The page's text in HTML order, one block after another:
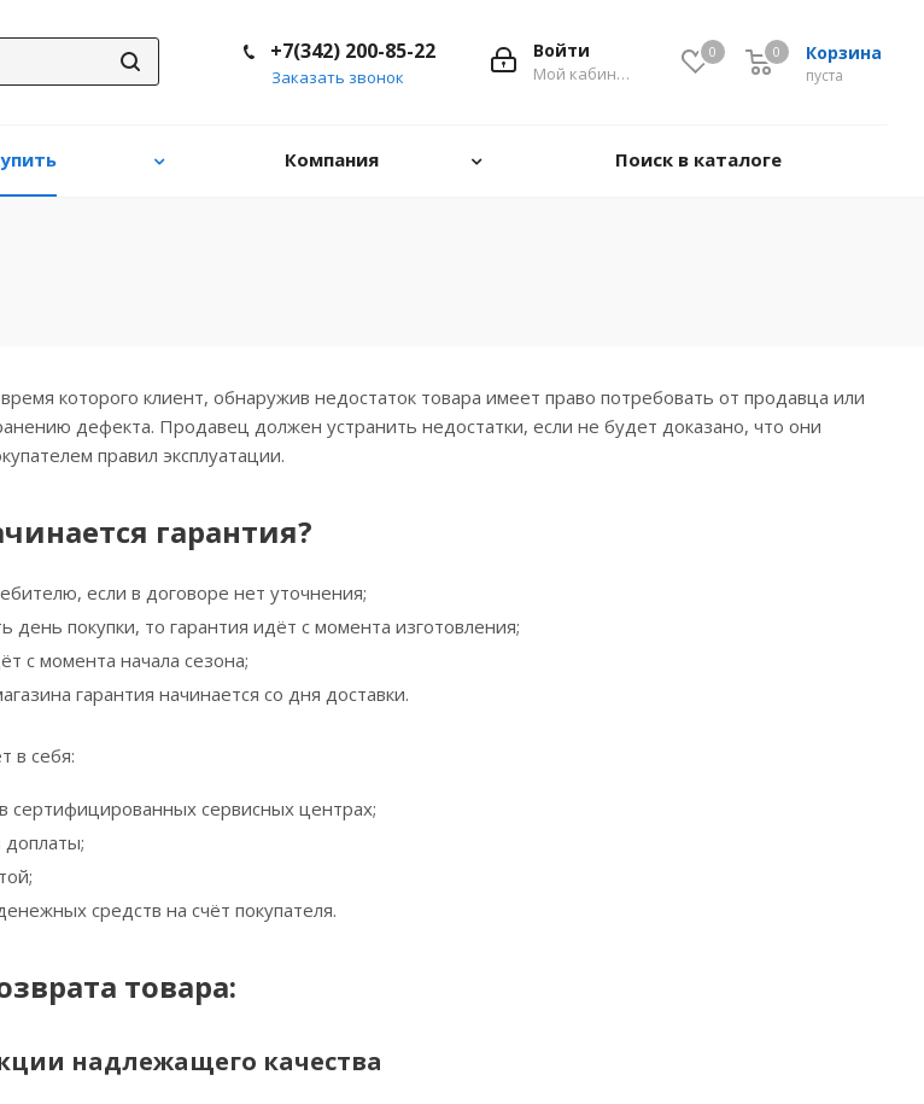
0 Корзина
0
пуста
0
Войти
Мой кабинет
+7(342) 200-85-22
Заказать звонок
Компания Поиск в каталоге
которого клиент, обнаружив недостаток товара имеет право потребовать от продавца или
дефекта. Продавец должен устранить недостатки, если не будет доказано, что они
правил эксплуатации.
гарантия?
если в договоре нет уточнения;
день покупки, то гарантия идёт с момента изготовления;
с момента начала сезона;
гарантия начинается со дня доставки.
в себя:
сертифицированных сервисных центрах;
доплаты;
средств на счёт покупателя.
товара:
надлежащего качества